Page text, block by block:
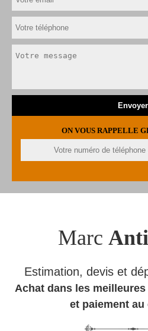
ON VOUS RAPPELLE
Marc
Estimation, devis et
Achat dans les
et paiement